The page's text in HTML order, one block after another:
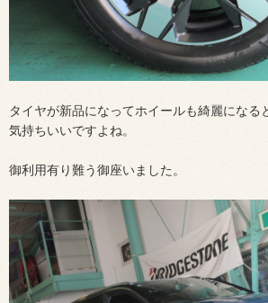
タイヤが新品になってホイールも綺麗になる
気持ちいいですよね。
御利用有り難う御座いました。